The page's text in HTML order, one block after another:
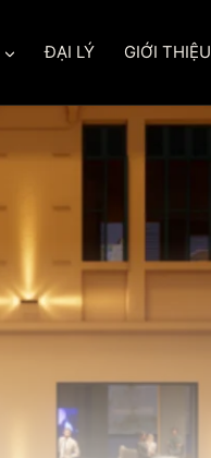
ĐẠI LÝ GIỚI THIỆU